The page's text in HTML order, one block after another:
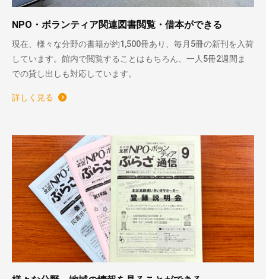
NPO・ボランティア関連図書閲覧・借本ができる
現在、様々な分野の書籍が約1,500冊あり、毎月5冊の新刊を入荷
しています。館内で閲覧することはもちろん、一人5冊2週間ま
での貸し出しも対応しています。
詳しく見る